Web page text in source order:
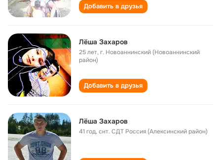
Добавить в друзья
Лёша Захаров
25 лет,г. Новоаннинский (Новоаннинский
район)
Добавить в друзья
Лёша Захаров
41 год,снт. СДТ Россия (Алексинский район)